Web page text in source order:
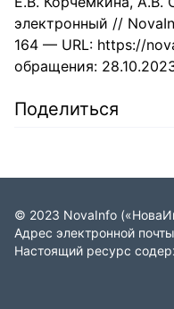
электронный //
164 — URL: https://
обращения:
Поделиться
© 2023 NovaInfo
Адрес электронной
Настоящий ресурс